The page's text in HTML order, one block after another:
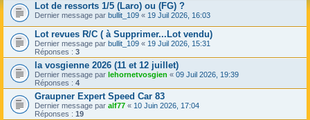
Lot de ressorts 1/5 (Laro) ou (FG) ?
Dernier message par bullit_109 « 19 Juil 2026, 16:03
Lot revues R/C ( à Supprimer...Lot vendu)
Dernier message par bullit_109 « 19 Juil 2026, 15:31
Réponses : 3
la vosgienne 2026 (11 et 12 juillet)
Dernier message par lehornetvosgien « 09 Juil 2026, 19:39
Réponses : 4
Graupner Expert Speed Car 83
Dernier message par alf77 « 10 Juin 2026, 17:04
Réponses : 19